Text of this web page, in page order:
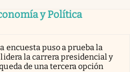
y Política
encuesta puso a prueba la
la carrera presidencial y
de una tercera opción